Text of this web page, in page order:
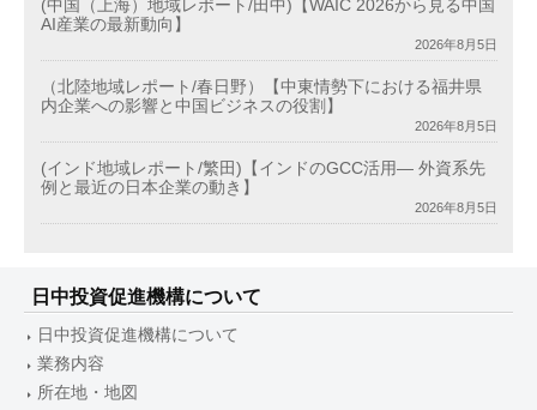
(中国（上海）地域レポート/田中)【WAIC 2026から見る中国
AI産業の最新動向】
2026年8月5日
（北陸地域レポート/春日野）【中東情勢下における福井県
内企業への影響と中国ビジネスの役割】
2026年8月5日
(インド地域レポート/繁田)【インドのGCC活用― 外資系先
例と最近の日本企業の動き】
2026年8月5日
日中投資促進機構について
日中投資促進機構について
業務内容
所在地・地図